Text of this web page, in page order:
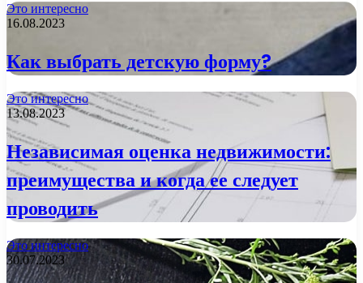
Это интересно
16.08.2023
Как выбрать детскую форму?
Это интересно
13.08.2023
Независимая оценка недвижимости:
преимущества и когда ее следует
проводить
Это интересно
30.07.2023